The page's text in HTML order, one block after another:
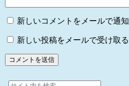
新しいコメントをメールで通知
新しい投稿をメールで受け取る